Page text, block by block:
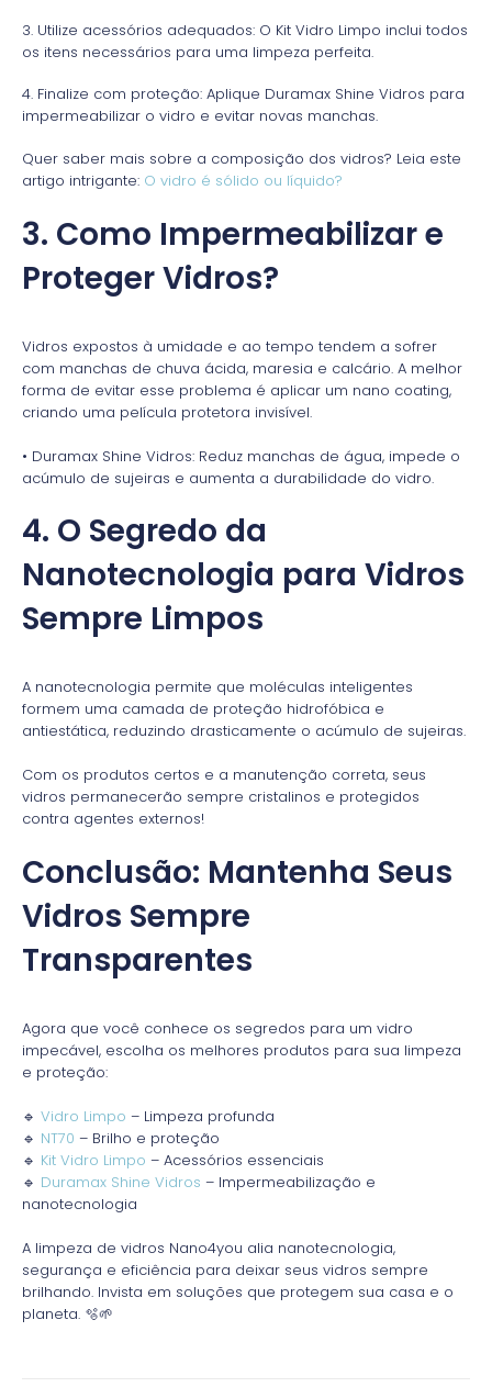
3. Utilize acessórios adequados: O Kit Vidro Limpo inclui todos
os itens necessários para uma limpeza perfeita.
4. Finalize com proteção: Aplique Duramax Shine Vidros para
impermeabilizar o vidro e evitar novas manchas.
Quer saber mais sobre a composição dos vidros? Leia este
artigo intrigante: O vidro é sólido ou líquido?
3. Como Impermeabilizar e
Proteger Vidros?
Vidros expostos à umidade e ao tempo tendem a sofrer
com manchas de chuva ácida, maresia e calcário. A melhor
forma de evitar esse problema é aplicar um nano coating,
criando uma película protetora invisível.
• Duramax Shine Vidros: Reduz manchas de água, impede o
acúmulo de sujeiras e aumenta a durabilidade do vidro.
4. O Segredo da
Nanotecnologia para Vidros
Sempre Limpos
A nanotecnologia permite que moléculas inteligentes
formem uma camada de proteção hidrofóbica e
antiestática, reduzindo drasticamente o acúmulo de sujeiras.
Com os produtos certos e a manutenção correta, seus
vidros permanecerão sempre cristalinos e protegidos
contra agentes externos!
Conclusão: Mantenha Seus
Vidros Sempre
Transparentes
Agora que você conhece os segredos para um vidro
impecável, escolha os melhores produtos para sua limpeza
e proteção:
🔹 Vidro Limpo – Limpeza profunda
🔹 NT70 – Brilho e proteção
🔹 Kit Vidro Limpo – Acessórios essenciais
🔹 Duramax Shine Vidros – Impermeabilização e
nanotecnologia
A limpeza de vidros Nano4you alia nanotecnologia,
segurança e eficiência para deixar seus vidros sempre
brilhando. Invista em soluções que protegem sua casa e o
planeta. 🫧🌱